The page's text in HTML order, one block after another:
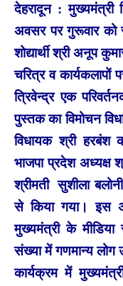
देहरादून : मुख्यमंत्री
अवसर पर गुरूवार को
शोद्यार्थी श्री अनूप
चरित्र व कार्यकलापों
त्रिवेन्द्र एक
पुस्तक का विमोचन
विधायक श्री हरबंश
भाजपा प्रदेश अध्यक्ष
श्रीमती सुशीला
से किया गया। इस
मुख्यमंत्री के
संख्या में गणमान्य लोग
कार्यक्रम में